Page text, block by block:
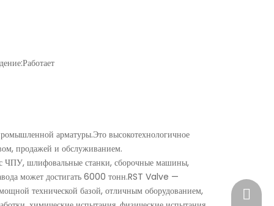
Работает
арматуры.Это высокотехнологичное
продажей и обслуживанием.
с ЧПУ, шлифовальные станки, сборочные машины,
может достигать 6000 тонн.RST Valve —
технической базой, отличным оборудованием,
+86-